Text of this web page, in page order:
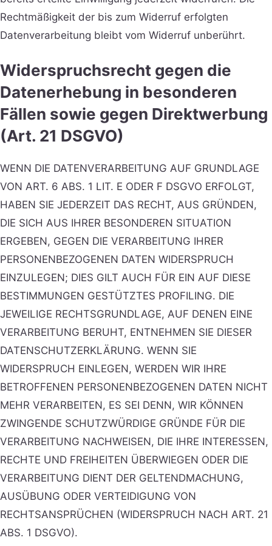
Rechtmäßigkeit der bis zum Widerruf erfolgten
Datenverarbeitung bleibt vom Widerruf unberührt.
Widerspruchsrecht gegen die
Datenerhebung in besonderen
Fällen sowie gegen Direktwerbung
(Art. 21 DSGVO)
WENN DIE DATENVERARBEITUNG AUF GRUNDLAGE
VON ART. 6 ABS. 1 LIT. E ODER F DSGVO ERFOLGT,
HABEN SIE JEDERZEIT DAS RECHT, AUS GRÜNDEN,
DIE SICH AUS IHRER BESONDEREN SITUATION
ERGEBEN, GEGEN DIE VERARBEITUNG IHRER
PERSONENBEZOGENEN DATEN WIDERSPRUCH
EINZULEGEN; DIES GILT AUCH FÜR EIN AUF DIESE
BESTIMMUNGEN GESTÜTZTES PROFILING. DIE
JEWEILIGE RECHTSGRUNDLAGE, AUF DENEN EINE
VERARBEITUNG BERUHT, ENTNEHMEN SIE DIESER
DATENSCHUTZERKLÄRUNG. WENN SIE
WIDERSPRUCH EINLEGEN, WERDEN WIR IHRE
BETROFFENEN PERSONENBEZOGENEN DATEN NICHT
MEHR VERARBEITEN, ES SEI DENN, WIR KÖNNEN
ZWINGENDE SCHUTZWÜRDIGE GRÜNDE FÜR DIE
VERARBEITUNG NACHWEISEN, DIE IHRE INTERESSEN,
RECHTE UND FREIHEITEN ÜBERWIEGEN ODER DIE
VERARBEITUNG DIENT DER GELTENDMACHUNG,
AUSÜBUNG ODER VERTEIDIGUNG VON
RECHTSANSPRÜCHEN (WIDERSPRUCH NACH ART. 21
ABS. 1 DSGVO).